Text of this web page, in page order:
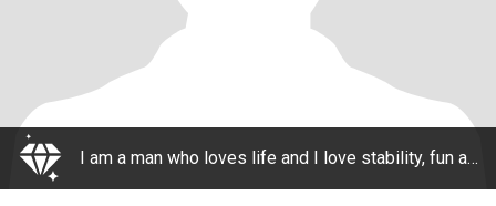
I am a man who loves life and I love stability, fun and tranquility. The chance of life is once